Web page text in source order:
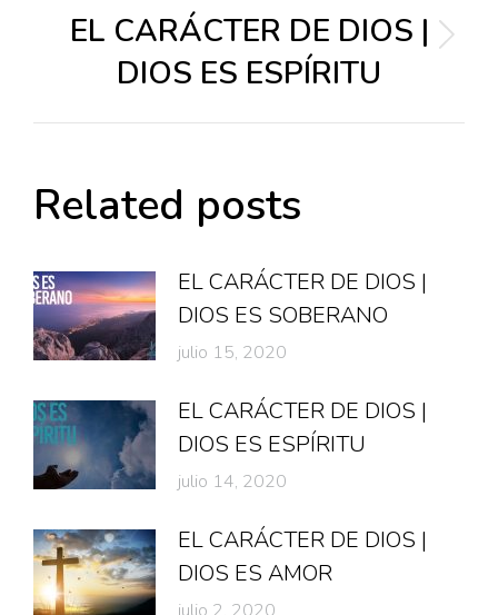
Publicación
siguiente:
EL CARÁCTER DE DIOS |
DIOS ES ESPÍRITU
Related posts
EL CARÁCTER DE DIOS |
DIOS ES SOBERANO
julio 15, 2020
EL CARÁCTER DE DIOS |
DIOS ES ESPÍRITU
julio 14, 2020
EL CARÁCTER DE DIOS |
DIOS ES AMOR